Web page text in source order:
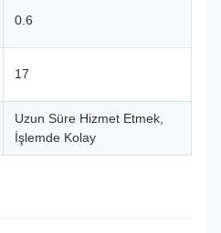
0.6
17
Uzun Süre Hizmet Etmek,
İşlemde Kolay